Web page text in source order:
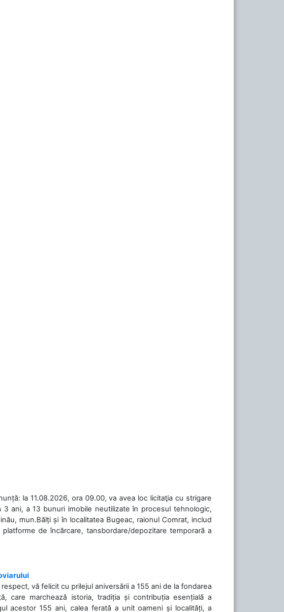
la 11.08.2026, ora 09.00, va avea loc licitaţia cu strigare
ani, a 13 bunuri imobile neutilizate în procesul tehnologic,
mun.Bălți și în localitatea Bugeac, raionul Comrat, includ
de încărcare, tansbordare/depozitare temporară a
vă felicit cu prilejul aniversării a 155 ani de la fondarea
care marchează istoria, tradiția și contribuția esențială a
acestor 155 ani, calea ferată a unit oameni și localități, a